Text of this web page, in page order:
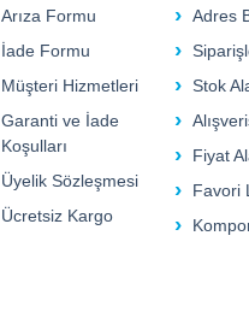
Arıza Formu
İade Formu
Müşteri Hizmetleri
Garanti ve İade
Koşulları
Üyelik Sözleşmesi
Ücretsiz Kargo
Adres
Stok
Fiyat
Favori